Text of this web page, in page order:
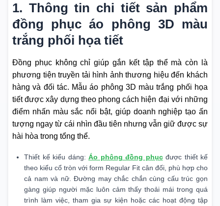
1. Thông tin chi tiết sản phẩm
đồng phục áo phông 3D màu
trắng phối họa tiết
Đồng phục không chỉ giúp gắn kết tập thể mà còn là
phương tiện truyền tải hình ảnh thương hiệu đến khách
hàng và đối tác. Mẫu áo phông 3D màu trắng phối họa
tiết được xây dựng theo phong cách hiện đại với những
điểm nhấn màu sắc nổi bật, giúp doanh nghiệp tạo ấn
tượng ngay từ cái nhìn đầu tiên nhưng vẫn giữ được sự
hài hòa trong tổng thể.
Thiết kế kiểu dáng: Áo phông đồng phụcđược thiết kế
theo kiểu cổ tròn với form Regular Fit cân đối, phù hợp cho
cả nam và nữ. Đường may chắc chắn cùng cấu trúc gọn
gàng giúp người mặc luôn cảm thấy thoải mái trong quá
trình làm việc, tham gia sự kiện hoặc các hoạt động tập